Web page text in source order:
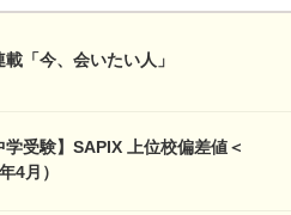
「今、会いたい人」
受験】SAPIX 上位校偏差値＜
4月）